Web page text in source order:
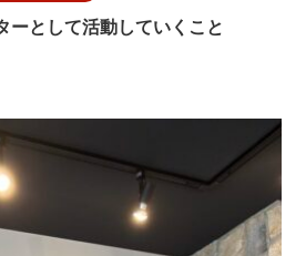
ーとして活動していくこと